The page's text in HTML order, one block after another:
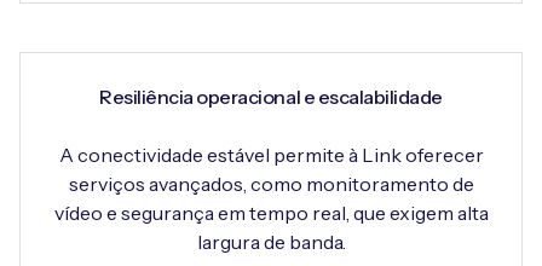
Resiliência operacional e escalabilidade
A conectividade estável permite à Link oferecer
serviços avançados, como monitoramento de
vídeo e segurança em tempo real, que exigem alta
largura de banda.